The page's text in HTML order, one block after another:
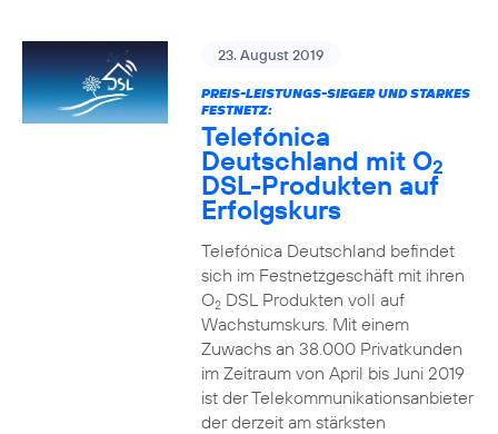
23. August 2019
PREIS-LEISTUNGS-SIEGER UND STARKES
FESTNETZ:
Telefónica
Deutschland mit O2
DSL-Produkten auf
Erfolgskurs
Telefónica Deutschland befindet
sich im Festnetzgeschäft mit ihren
O2DSL Produkten voll auf
Wachstumskurs. Mit einem
Zuwachs an 38.000 Privatkunden
im Zeitraum von April bis Juni 2019
ist der Telekommunikationsanbieter
der derzeit am stärksten